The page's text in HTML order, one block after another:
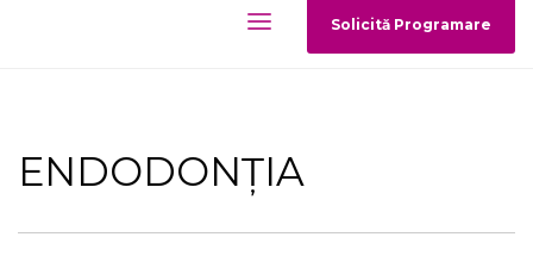
Solicită Programare
ENDODONȚIA